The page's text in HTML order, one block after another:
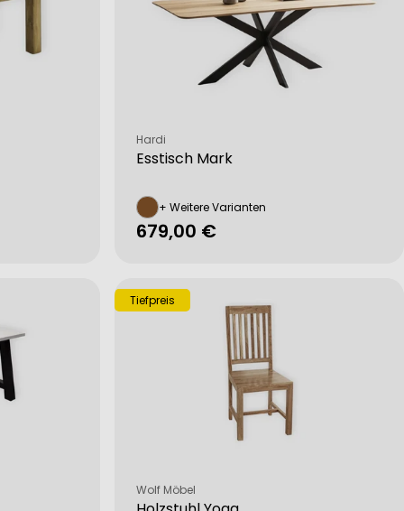
Esstisch Mark
Verkäufer:
Hardi
+ Weitere Varianten
Regulärer
679,00 €
Tiefpreis
Verkäufer:
Wolf Möbel